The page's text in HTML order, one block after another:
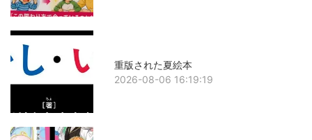
重版された夏絵本
2026-08-06 16:19:19